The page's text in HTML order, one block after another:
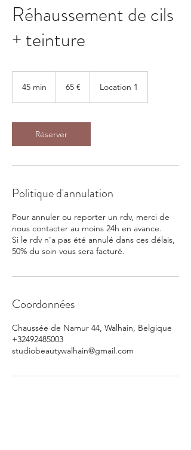
Réhaussement de cils
+ teinture
45 min
i
n
65 € Location 1
Réserver
Politique d'annulation
Pour annuler ou reporter un rdv, merci de
nous contacter au moins 24h en avance.
Si le rdv n’a pas été annulé dans ces délais,
50% du soin vous sera facturé.
Coordonnées
Chaussée de Namur 44, Walhain, Belgique
+32492485003
studiobeautywalhain@gmail.com